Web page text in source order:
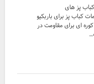
پز های
کباب پز برای باربکیو
ای برای مقاومت در